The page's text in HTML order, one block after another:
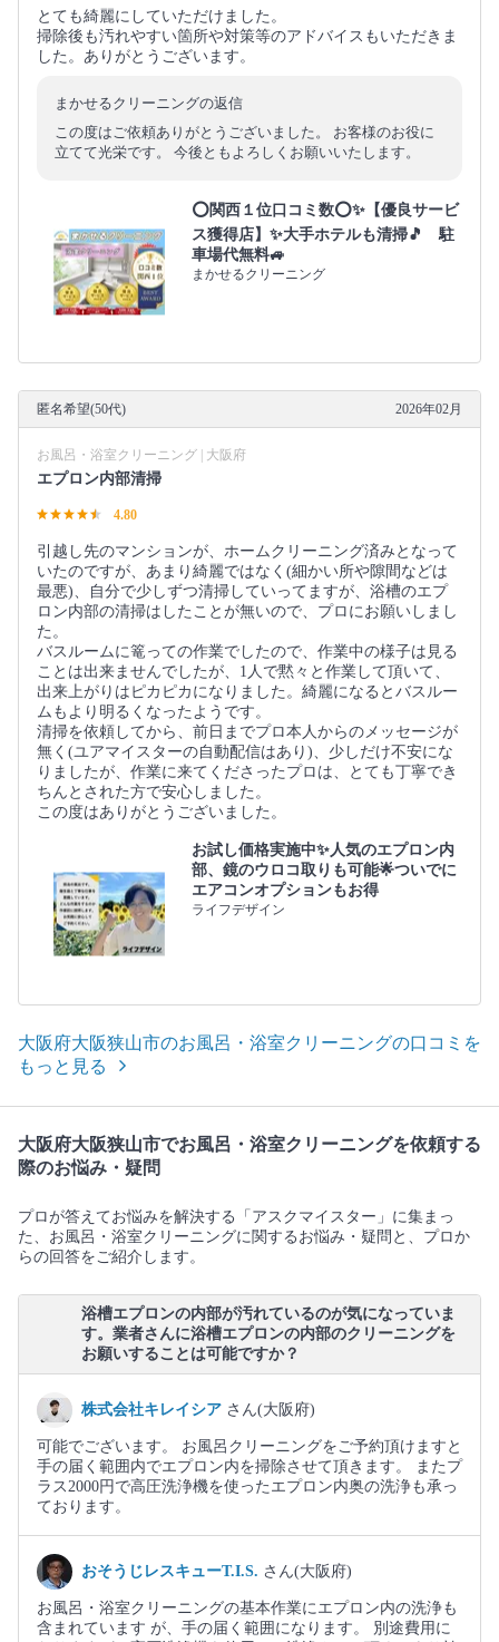
とても綺麗にしていただけました。
掃除後も汚れやすい箇所や対策等のアドバイスもいただきま
した。ありがとうございます。
まかせるクリーニングの返信
この度はご依頼ありがとうございました。 お客様のお役に
立てて光栄です。 今後ともよろしくお願いいたします。
⭕関西１位口コミ数⭕✨【優良サービ
ス獲得店】✨大手ホテルも清掃🎵 駐
車場代無料🚙
まかせるクリーニング
匿名希望(50代) 2026年02月
お風呂・浴室クリーニング | 大阪府
エプロン内部清掃
4.80
引越し先のマンションが、ホームクリーニング済みとなって
いたのですが、あまり綺麗ではなく(細かい所や隙間などは
最悪)、自分で少しずつ清掃していってますが、浴槽のエプ
ロン内部の清掃はしたことが無いので、プロにお願いしまし
た。
バスルームに篭っての作業でしたので、作業中の様子は見る
ことは出来ませんでしたが、1人で黙々と作業して頂いて、
出来上がりはピカピカになりました。綺麗になるとバスルー
ムもより明るくなったようです。
清掃を依頼してから、前日までプロ本人からのメッセージが
無く(ユアマイスターの自動配信はあり)、少しだけ不安にな
りましたが、作業に来てくださったプロは、とても丁寧でき
ちんとされた方で安心しました。
この度はありがとうございました。
お試し価格実施中✨人気のエプロン内
部、鏡のウロコ取りも可能🌟ついでに
エアコンオプションもお得
ライフデザイン
大阪府大阪狭山市のお風呂・浴室クリーニングの口コミを
もっと見る
大阪府大阪狭山市でお風呂・浴室クリーニングを依頼する
際のお悩み・疑問
プロが答えてお悩みを解決する「アスクマイスター」に集まっ
た、お風呂・浴室クリーニングに関するお悩み・疑問と、プロか
らの回答をご紹介します。
浴槽エプロンの内部が汚れているのが気になっていま
す。業者さんに浴槽エプロンの内部のクリーニングを
お願いすることは可能ですか？
株式会社キレイシア さん(大阪府)
可能でございます。 お風呂クリーニングをご予約頂けますと
手の届く範囲内でエプロン内を掃除させて頂きます。 またプ
ラス2000円で高圧洗浄機を使ったエプロン内奥の洗浄も承っ
ております。
おそうじレスキューT.I.S. さん(大阪府)
お風呂・浴室クリーニングの基本作業にエプロン内の洗浄も
含まれています が、手の届く範囲になります。 別途費用に